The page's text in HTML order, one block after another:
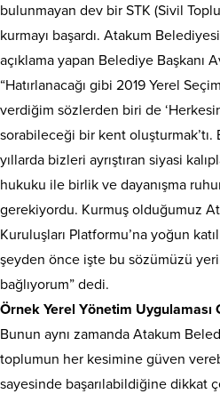
bulunmayan dev bir STK (Sivil
kurmayı başardı. Atakum
açıklama yapan Belediye Başkanı
“Hatırlanacağı gibi 2019 Yerel
verdiğim sözlerden biri de
sorabileceği bir kent
yıllarda bizleri ayrıştıran siyasi
hukuku ile birlik ve dayanışma
gerekiyordu. Kurmuş olduğumuz
Kuruluşları Platformu’na yoğun
şeyden önce işte bu sözümüzü
bağlıyorum” dedi.
Örnek Yerel Yönetim Uygulaması
Bunun aynı zamanda Atakum
toplumun her kesimine güven
sayesinde başarılabildiğine dikkat